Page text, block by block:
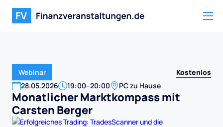
Webinar
Kostenlos
28.05.2026 19:00–20:00 PC zu Hause
Monatlicher Marktkompass mit
Carsten Berger